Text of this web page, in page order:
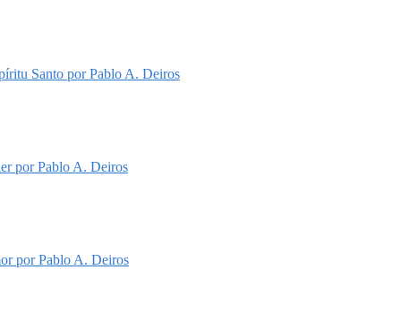
Santo por Pablo A. Deiros
por Pablo A. Deiros
por Pablo A. Deiros